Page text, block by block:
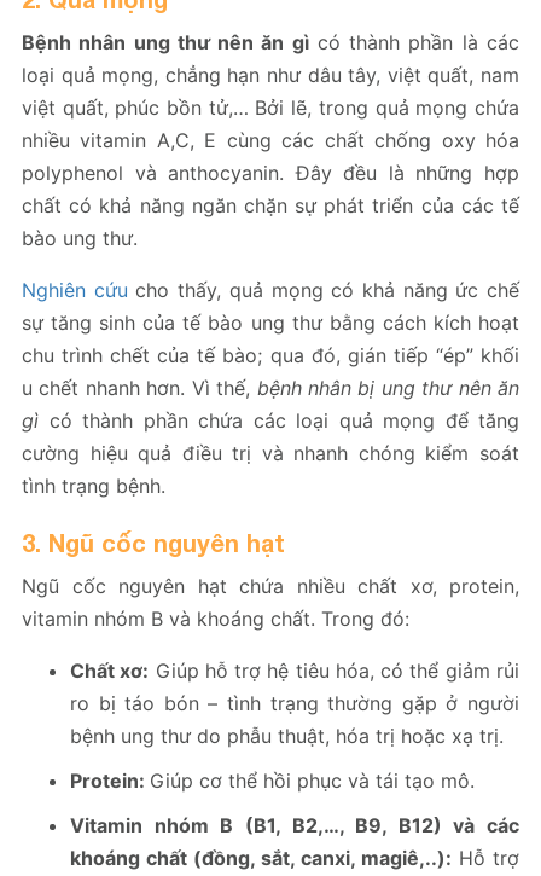
Bệnh nhân ung thư nên ăn gìcó thành phần là các
loại quả mọng, chẳng hạn như dâu tây, việt quất, nam
việt quất, phúc bồn tử,… Bởi lẽ, trong quả mọng chứa
nhiều vitamin A,C, E cùng các chất chống oxy hóa
polyphenol và anthocyanin. Đây đều là những hợp
chất có khả năng ngăn chặn sự phát triển của các tế
bào ung thư.
Nghiên cứu cho thấy, quả mọng có khả năng ức chế
sự tăng sinh của tế bào ung thư bằng cách kích hoạt
chu trình chết của tế bào; qua đó, gián tiếp “ép” khối
u chết nhanh hơn. Vì thế, bệnh nhân bị ung thư nên ăn
gì có thành phần chứa các loại quả mọng để tăng
cường hiệu quả điều trị và nhanh chóng kiểm soát
tình trạng bệnh.
3. Ngũ cốc nguyên hạt
Ngũ cốc nguyên hạt chứa nhiều chất xơ, protein,
vitamin nhóm B và khoáng chất. Trong đó:
Chất xơ: Giúp hỗ trợ hệ tiêu hóa, có thể giảm rủi
ro bị táo bón – tình trạng thường gặp ở người
bệnh ung thư do phẫu thuật, hóa trị hoặc xạ trị.
Protein: Giúp cơ thể hồi phục và tái tạo mô.
Vitamin nhóm B (B1, B2,…, B9, B12) và các
khoáng chất (đồng, sắt, canxi, magiê,..): Hỗ trợ